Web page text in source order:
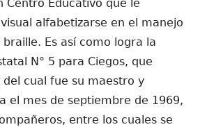
Centro Educativo que le
alfabetizarse en el manejo
Es así como logra la
N° 5 para Ciegos, que
cual fue su maestro y
el mes de septiembre de 1969,
entre los cuales se